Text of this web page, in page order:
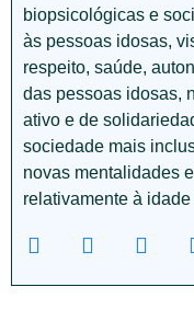
biopsicológicas e
às pessoas idosas,
respeito, saúde,
das pessoas idosas,
ativo e de
sociedade mais
novas mentalidades
relativamente à